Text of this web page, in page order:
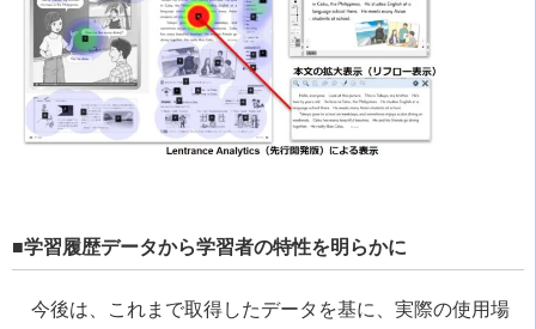
■学習履歴データから学習者の特性を明らかに
今後は、これまで取得したデータを基に、実際の使用場